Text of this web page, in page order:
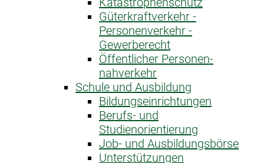
Güterkraftverkehr -
Personenverkehr -
Gewerberecht
Öffentlicher Personen­
nahverkehr
Schule und Ausbildung
Bildungseinrichtungen
Berufs- und
Studienorientierung
Job- und Ausbildungsbörse
Unterstützungen